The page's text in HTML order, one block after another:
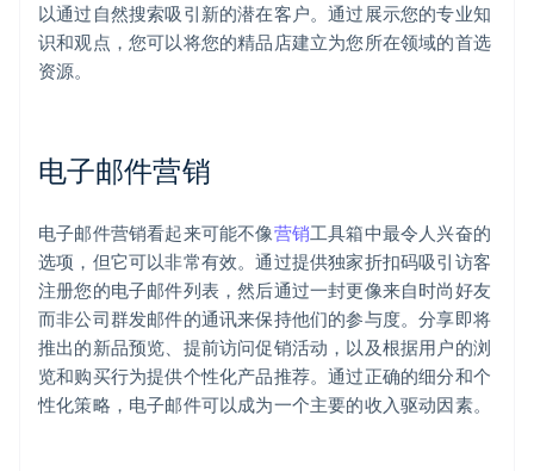
以通过自然搜索吸引新的潜在客户。通过展示您的专业知
识和观点，您可以将您的精品店建立为您所在领域的首选
资源。
电子邮件营销
电子邮件营销看起来可能不像营销工具箱中最令人兴奋的
选项，但它可以非常有效。通过提供独家折扣码吸引访客
注册您的电子邮件列表，然后通过一封更像来自时尚好友
而非公司群发邮件的通讯来保持他们的参与度。分享即将
推出的新品预览、提前访问促销活动，以及根据用户的浏
览和购买行为提供个性化产品推荐。通过正确的细分和个
性化策略，电子邮件可以成为一个主要的收入驱动因素。